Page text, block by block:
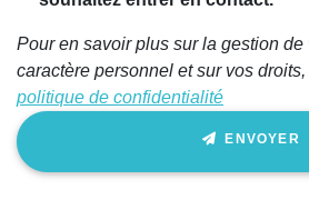
champ
Pour en savoir plus sur la gestion de
caractère personnel et sur vos
politique de confidentialité
ENVOYER